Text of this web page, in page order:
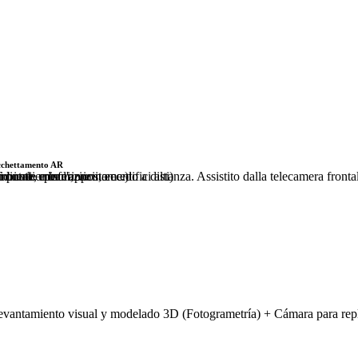
AR
e per l'appostamento a distanza. Assistito dalla telecamera
e inferiore
urbani, vicino a edifici alti)
misurazioni, ecc.)
visual y modelado 3D (Fotogrametría) + Cámara para